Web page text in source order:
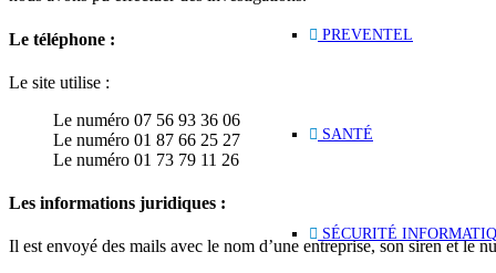
PREVENTEL
SANTÉ
SÉCURITÉ
Le téléphone :
Le site utilise :
Le numéro 07 56 93 36 06
Le numéro 01 87 66 25 27
Le numéro 01 73 79 11 26
Les informations juridiques :
Il est envoyé des mails avec le nom d’une entreprise, son siren et le